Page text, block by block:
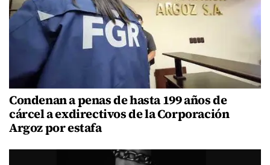
Condenan a penas de hasta 199 años de
cárcel a exdirectivos de la Corporación
Argoz por estafa